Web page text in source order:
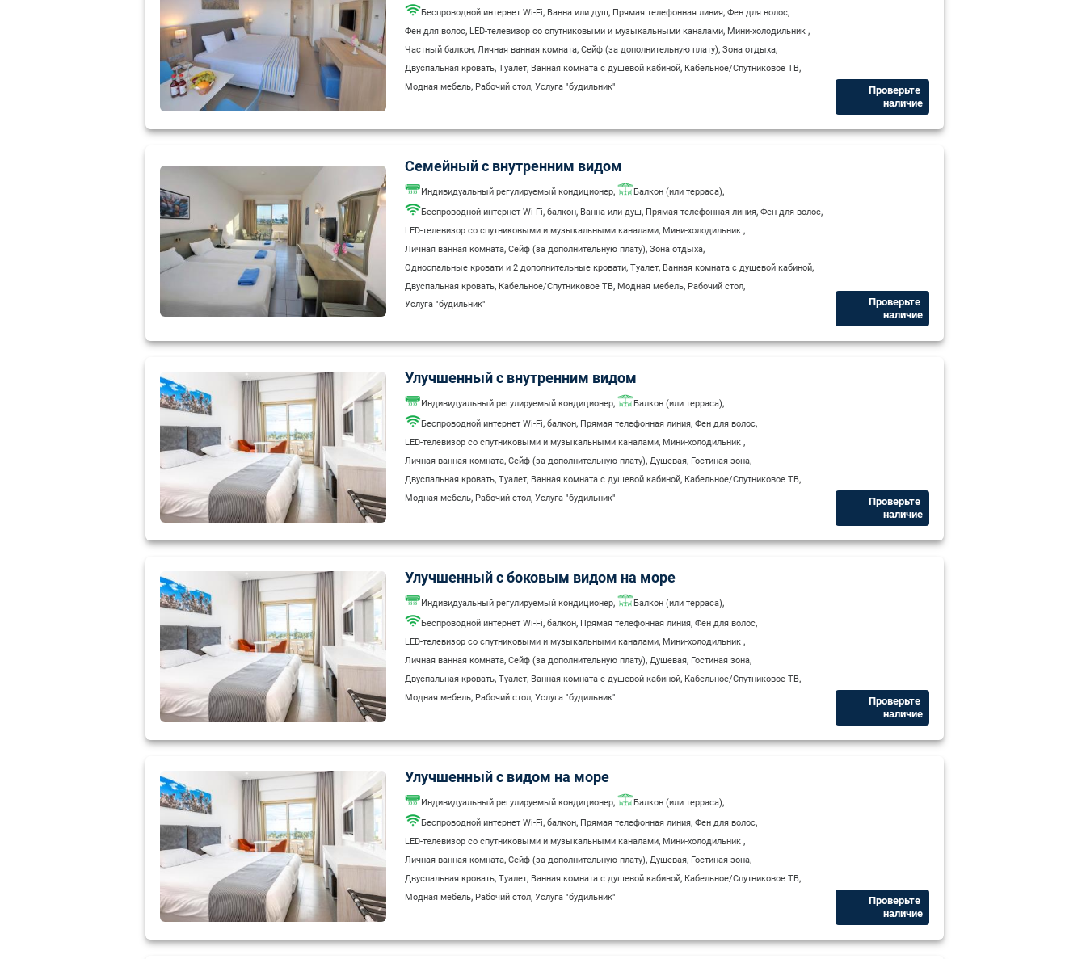
Беспроводной интернет Wi-Fi, Ванна или душ, Прямая телефонная линия, Фен для волос,
Фен для волос, LED-телевизор со спутниковыми и музыкальными каналами, Мини-холодильник ,
Частный балкон, Личная ванная комната, Сейф (за дополнительную плату), Зона отдыха,
Двуспальная кровать, Туалет, Ванная комната с душевой кабиной, Кабельное/Спутниковое ТВ,
Модная мебель, Рабочий стол, Услуга "будильник"
Проверьте ​
наличие
Семейный с внутренним видом
Индивидуальный регулируемый кондиционер, Балкон (или терраса),
Беспроводной интернет Wi-Fi, балкон, Ванна или душ, Прямая телефонная линия, Фен для волос,
LED-телевизор со спутниковыми и музыкальными каналами, Мини-холодильник ,
Личная ванная комната, Сейф (за дополнительную плату), Зона отдыха,
Односпальные кровати и 2 дополнительные кровати, Туалет, Ванная комната с душевой кабиной,
Двуспальная кровать, Кабельное/Спутниковое ТВ, Модная мебель, Рабочий стол,
Услуга "будильник"
Проверьте ​
наличие
Улучшенный c внутренним видом
Индивидуальный регулируемый кондиционер, Балкон (или терраса),
Беспроводной интернет Wi-Fi, балкон, Прямая телефонная линия, Фен для волос,
LED-телевизор со спутниковыми и музыкальными каналами, Мини-холодильник ,
Личная ванная комната, Сейф (за дополнительную плату), Душевая, Гостиная зона,
Двуспальная кровать, Туалет, Ванная комната с душевой кабиной, Кабельное/Спутниковое ТВ,
Модная мебель, Рабочий стол, Услуга "будильник"
Проверьте ​
наличие
Улучшенный с боковым видом на море
Индивидуальный регулируемый кондиционер, Балкон (или терраса),
Беспроводной интернет Wi-Fi, балкон, Прямая телефонная линия, Фен для волос,
LED-телевизор со спутниковыми и музыкальными каналами, Мини-холодильник ,
Личная ванная комната, Сейф (за дополнительную плату), Душевая, Гостиная зона,
Двуспальная кровать, Туалет, Ванная комната с душевой кабиной, Кабельное/Спутниковое ТВ,
Модная мебель, Рабочий стол, Услуга "будильник"
Проверьте ​
наличие
Улучшенный с видом на море
Индивидуальный регулируемый кондиционер, Балкон (или терраса),
Беспроводной интернет Wi-Fi, балкон, Прямая телефонная линия, Фен для волос,
LED-телевизор со спутниковыми и музыкальными каналами, Мини-холодильник ,
Личная ванная комната, Сейф (за дополнительную плату), Душевая, Гостиная зона,
Двуспальная кровать, Туалет, Ванная комната с душевой кабиной, Кабельное/Спутниковое ТВ,
Модная мебель, Рабочий стол, Услуга "будильник"
Проверьте ​
наличие